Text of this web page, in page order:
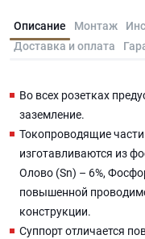
Описание Монтаж
Доставка и оплата
Во всех розетках
заземление.
Токопроводящие
изготавливаются из
Олово (Sn) – 6%,
повышенной
конструкции.
Суппорт отличается